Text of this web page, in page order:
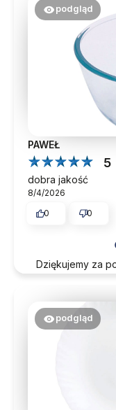
Dziękujemy za
podgląd
PAWEŁ
5
dobra jakość
8/4/2026
0
0
podgląd